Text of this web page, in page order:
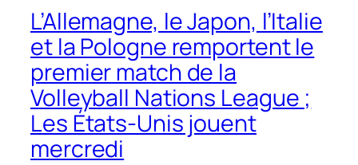
L’Allemagne, le Japon, l’Italie
et la Pologne remportent le
premier match de la
Volleyball Nations League ;
Les États-Unis jouent
mercredi